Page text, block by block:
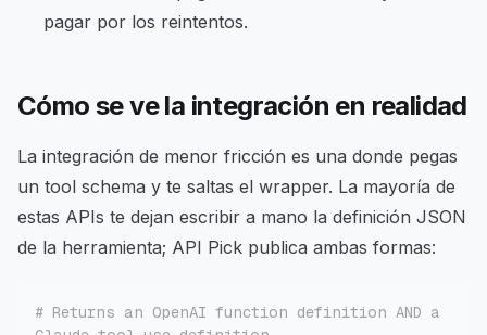
pagar por los reintentos.
Cómo se ve la integración en realidad
La integración de menor fricción es una donde pegas
un tool schema y te saltas el wrapper. La mayoría de
estas APIs te dejan escribir a mano la definición JSON
de la herramienta; API Pick publica ambas formas:
# Returns an OpenAI function definition AND a